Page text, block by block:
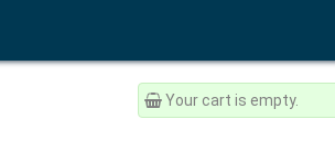
Your cart is empty.